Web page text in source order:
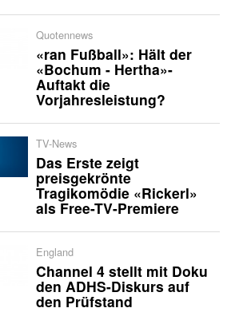
Quotennews
«ran Fußball»: Hält der
«Bochum - Hertha»-
Auftakt die
Vorjahresleistung?
TV-News
Das Erste zeigt
preisgekrönte
Tragikomödie «Rickerl»
als Free-TV-Premiere
England
Channel 4 stellt mit Doku
den ADHS-Diskurs auf
den Prüfstand